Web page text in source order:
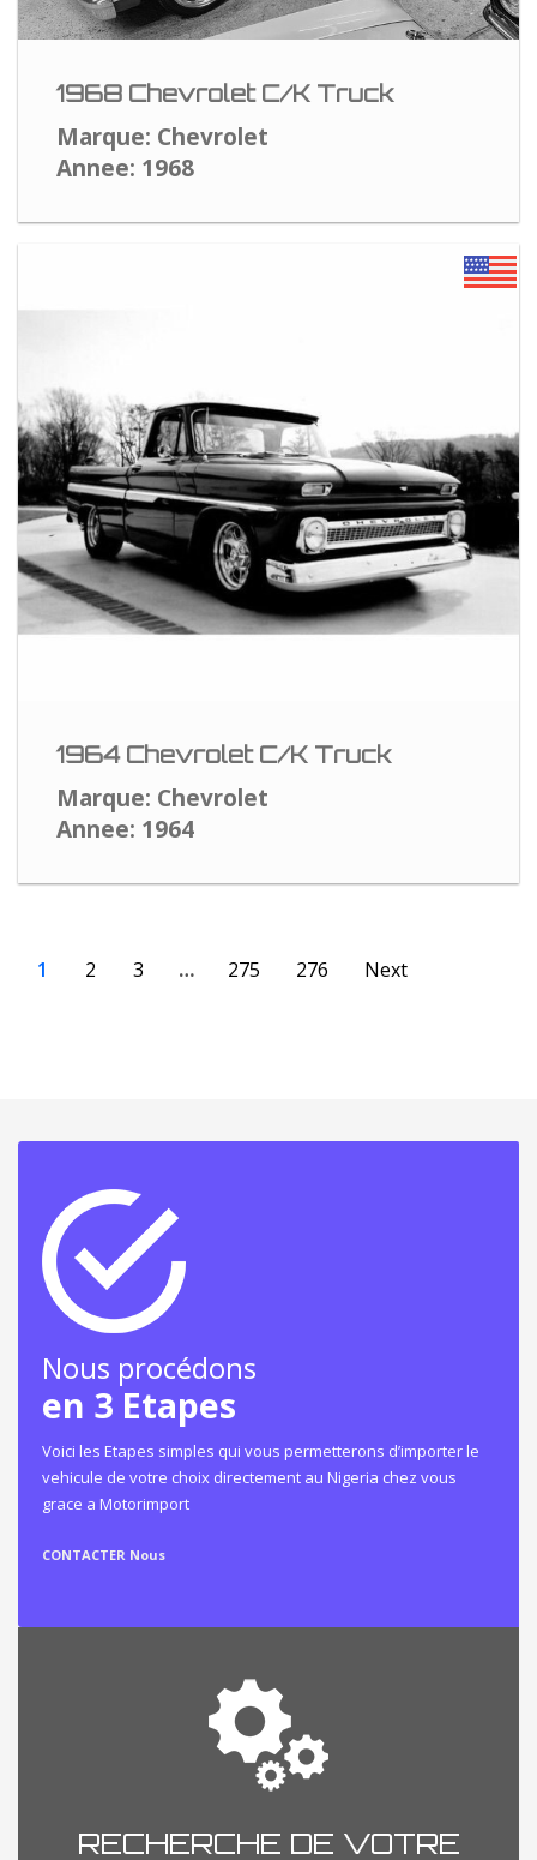
1968 Chevrolet C/K Truck
Marque: Chevrolet
Annee: 1968
1964 Chevrolet C/K Truck
Marque: Chevrolet
Annee: 1964
1 2 3 … 275 276 Next
Nous procédons
en 3 Etapes
Voici les Etapes simples qui vous permetterons d’importer le
vehicule de votre choix directement au Nigeria chez vous
grace a Motorimport
CONTACTER Nous
RECHERCHE DE VOTRE